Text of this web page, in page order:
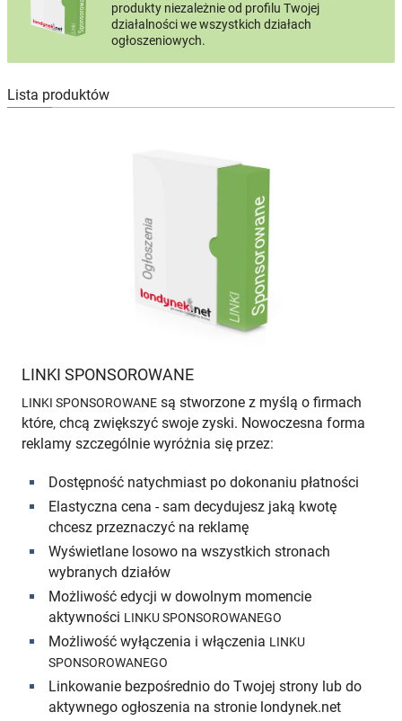
produkty niezależnie od profilu Twojej
działalności we wszystkich działach
ogłoszeniowych.
Lista produktów
LINKI SPONSOROWANE
LINKI SPONSOROWANE są stworzone z myślą o firmach
które, chcą zwiększyć swoje zyski. Nowoczesna forma
reklamy szczególnie wyróżnia się przez:
Dostępność natychmiast po dokonaniu płatności
Elastyczna cena - sam decydujesz jaką kwotę
chcesz przeznaczyć na reklamę
Wyświetlane losowo na wszystkich stronach
wybranych działów
Możliwość edycji w dowolnym momencie
aktywności LINKU SPONSOROWANEGO
Możliwość wyłączenia i włączenia LINKU
SPONSOROWANEGO
Linkowanie bezpośrednio do Twojej strony lub do
aktywnego ogłoszenia na stronie londynek.net